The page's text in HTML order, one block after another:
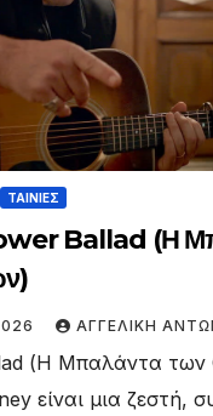
ΤΑΙΝΙΕΣ
Ballad (Η
ΑΓΓΕΛΙΚΉ
(Η Μπαλάντα των
είναι μια ζεστή,